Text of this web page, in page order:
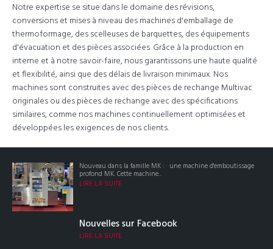
Notre expertise se situe dans le domaine des révisions,
conversions et mises à niveau des machines d'emballage de
thermoformage, des scelleuses de barquettes, des équipements
d'évacuation et des pièces associées. Grâce à la production en
interne et à notre savoir-faire, nous garantissons une haute qualité
et flexibilité, ainsi que des délais de livraison minimaux. Nos
machines sont construites avec des pièces de rechange Multivac
originales ou des pièces de rechange avec des spécifications
similaires, comme nos machines continuellement optimisées et
développées les exigences de nos clients.
Nouveau dans la famille MK : une machine d'emboutissage
profond MK. Cette machine...
LIRE LA SUITE
Nouvelles sur Facebook
LIRE LA SUITE